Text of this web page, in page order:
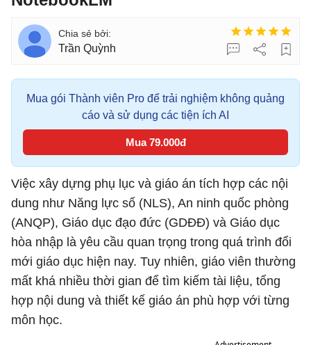
Trần Quỳnh
Mua gói Thành viên Pro để trải nghiệm không quảng
cáo và sử dụng các tiện ích AI
Mua 79.000đ
Việc xây dựng phụ lục và giáo án tích hợp các nội
dung như Năng lực số (NLS), An ninh quốc phòng
(ANQP), Giáo dục đạo đức (GDĐĐ) và Giáo dục
hòa nhập là yêu cầu quan trọng trong quá trình đổi
mới giáo dục hiện nay. Tuy nhiên, giáo viên thường
mất khá nhiều thời gian để tìm kiếm tài liệu, tổng
hợp nội dung và thiết kế giáo án phù hợp với từng
môn học.